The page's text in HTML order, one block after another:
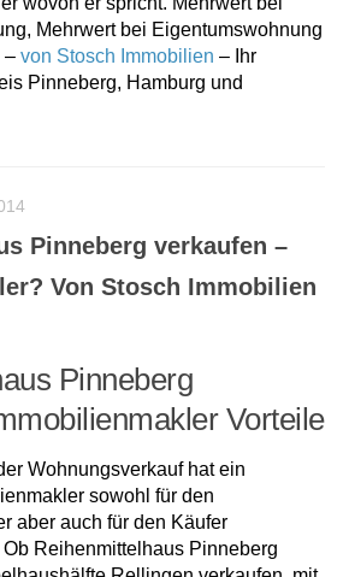
Mehrwert bei Eigentumswohnung
– von Stosch Immobilien – Ihr
Pinneberg, Hamburg und
Pinneberg verkaufen –
Von Stosch Immobilien
Pinneberg
Vorteile
Wohnungsverkauf hat ein
sowohl für den
aber auch für den Käufer
Reihenmittelhaus Pinneberg